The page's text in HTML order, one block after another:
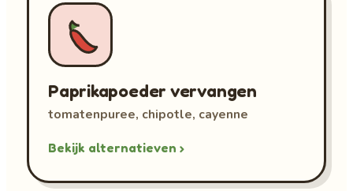
Paprikapoeder vervangen
tomatenpuree, chipotle, cayenne
Bekijk alternatieven ›